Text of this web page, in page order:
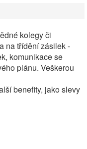
kolegy či
na třídění zásilek -
komunikace se
plánu. Veškerou
benefity, jako slevy